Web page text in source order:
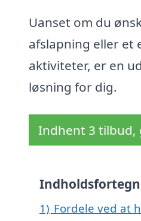
Uanset om du
afslapning eller et
aktiviteter, er en
løsning for dig.
Indhent 3
1) Fordele ved at